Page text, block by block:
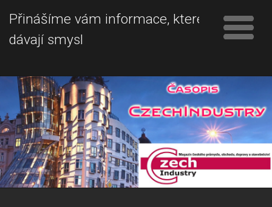
Přinášíme vám informace, které
dávají smysl